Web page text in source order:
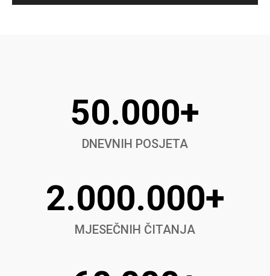
50.000+
DNEVNIH POSJETA
2.000.000+
MJESEČNIH ČITANJA